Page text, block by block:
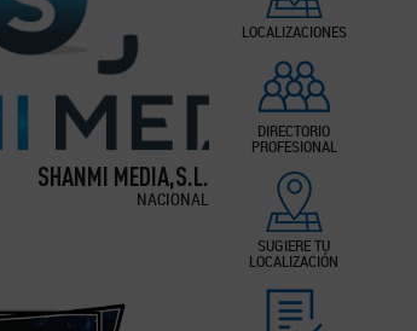
LOCALIZACIONES
DIRECTORIO
PROFESIONAL
SUGIERE TU
LOCALIZACIÓN
SHANMI MEDIA,S.L.
NACIONAL